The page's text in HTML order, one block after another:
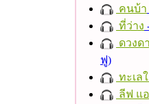
คนบ้า
ที่ว่าง
ดวงด
ฟู)
ทะเล
ลีฟ แอ